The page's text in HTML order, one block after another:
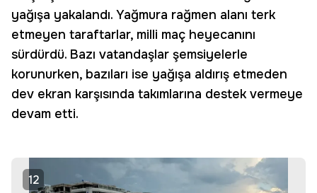
yağışa yakalandı. Yağmura rağmen alanı terk
etmeyen taraftarlar, milli maç heyecanını
sürdürdü. Bazı vatandaşlar şemsiyelerle
korunurken, bazıları ise yağışa aldırış etmeden
dev ekran karşısında takımlarına destek vermeye
devam etti.
12